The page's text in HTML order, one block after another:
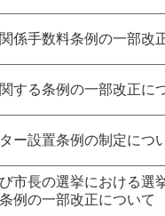
係手数料条例の一部改
する条例の一部改正に
ー設置条例の制定につ
市長の選挙における選
例の一部改正について